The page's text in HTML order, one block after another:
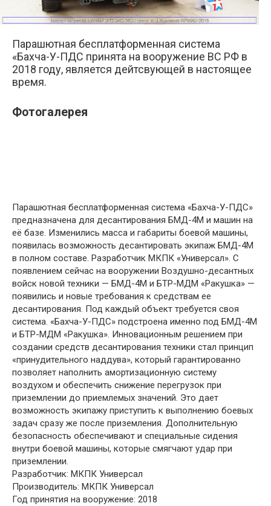
Парашютная бесплатформенная система
«Бахча-У-ПДС принята на вооружение ВС РФ в
2018 году, является дейтсвующей в настоящее
время.
Фотогалерея
Парашютная бесплатформенная система «Бахча-У-ПДС»
предназначена для десантирования БМД-4М и машин на
её базе. Изменились масса и габариты боевой машины,
появилась возможность десантировать экипаж БМД-4М
в полном составе. Разработчик МКПК «Универсал». С
появлением сейчас на вооружении Воздушно-десантных
войск новой техники — БМД-4М и БТР-МДМ «Ракушка» —
появились и новые требования к средствам ее
десантирования. Под каждый объект требуется своя
система. «Бахча-У-ПДС» подстроена именно под БМД-4М
и БТР-МДМ «Ракушка». Инновационным решением при
создании средств десантирования техники стал принцип
«принудительного наддува», который гарантированно
позволяет наполнить амортизационную систему
воздухом и обеспечить снижение перегрузок при
приземлении до приемлемых значений. Это дает
возможность экипажу приступить к выполнению боевых
задач сразу же после приземления. Дополнительную
безопасность обеспечивают и специальные сидения
внутри боевой машины, которые смягчают удар при
приземлении.
Разработчик: МКПК Универсал
Производитель: МКПК Универсал
Год принятия на вооружение: 2018